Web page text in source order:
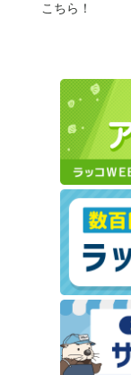
こちら！